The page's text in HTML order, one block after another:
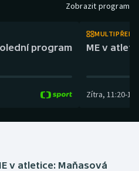
Zobrazit program
program ME v
Zítra, 11:20-
v atletice: Maňasová